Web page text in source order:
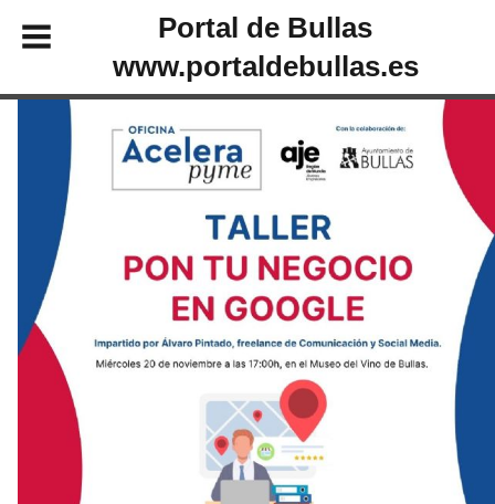
Portal de Bullas
www.portaldebullas.es